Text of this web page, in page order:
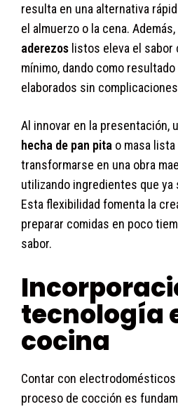
resulta en una alternativa
el almuerzo o la cena.
aderezos listos eleva el sabor
mínimo, dando como
elaborados sin
Al innovar en la presentación,
hecha de pan pita o masa
transformarse en una obra
utilizando ingredientes que ya
Esta flexibilidad fomenta la
preparar comidas en poco
sabor.
tecnología
cocina
Contar con
proceso de cocción es